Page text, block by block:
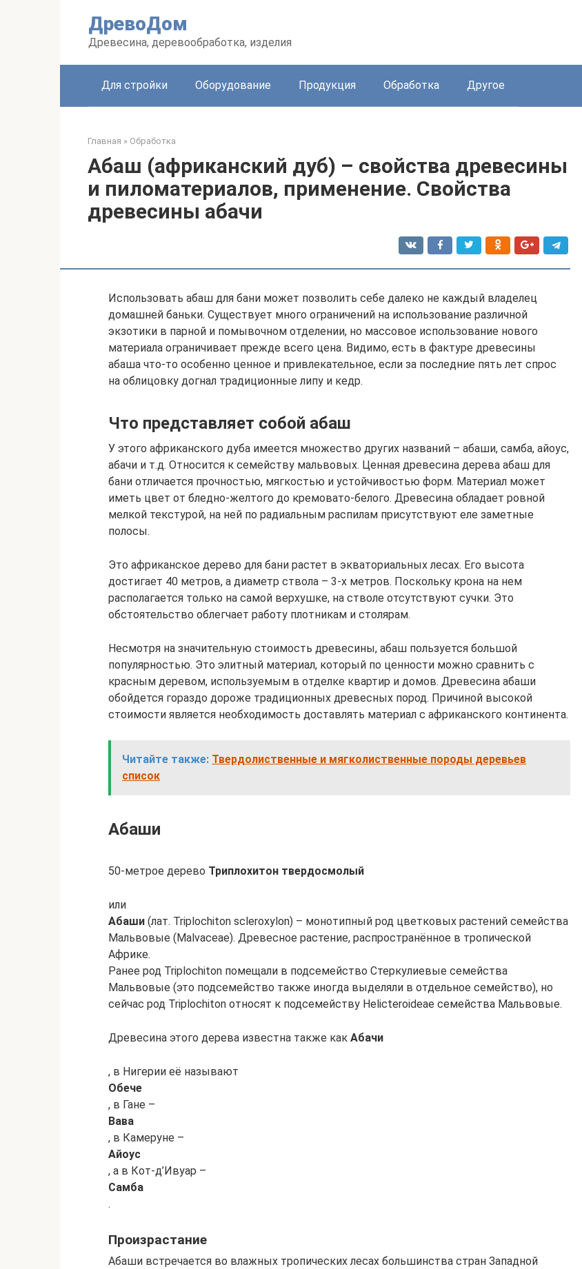
ДревоДом
Древесина, деревообработка, изделия
Для стройки Оборудование Продукция Обработка Другое
Главная » Обработка
Абаш (африканский дуб) – свойства древесины
и пиломатериалов, применение. Свойства
древесины абачи
Использовать абаш для бани может позволить себе далеко не каждый владелец
домашней баньки. Существует много ограничений на использование различной
экзотики в парной и помывочном отделении, но массовое использование нового
материала ограничивает прежде всего цена. Видимо, есть в фактуре древесины
абаша что-то особенно ценное и привлекательное, если за последние пять лет спрос
на облицовку догнал традиционные липу и кедр.
Что представляет собой абаш
У этого африканского дуба имеется множество других названий – абаши, самба, айоус,
абачи и т.д. Относится к семейству мальвовых. Ценная древесина дерева абаш для
бани отличается прочностью, мягкостью и устойчивостью форм. Материал может
иметь цвет от бледно-желтого до кремовато-белого. Древесина обладает ровной
мелкой текстурой, на ней по радиальным распилам присутствуют еле заметные
полосы.
Это африканское дерево для бани растет в экваториальных лесах. Его высота
достигает 40 метров, а диаметр ствола – 3-х метров. Поскольку крона на нем
располагается только на самой верхушке, на стволе отсутствуют сучки. Это
обстоятельство облегчает работу плотникам и столярам.
Несмотря на значительную стоимость древесины, абаш пользуется большой
популярностью. Это элитный материал, который по ценности можно сравнить с
красным деревом, используемым в отделке квартир и домов. Древесина абаши
обойдется гораздо дороже традиционных древесных пород. Причиной высокой
стоимости является необходимость доставлять материал с африканского континента.
Читайте также: Твердолиственные и мягколиственные породы деревьев
список
Абаши
50-метрое дерево Триплохитон твердосмолый
или
Абаши (лат. Triplochiton scleroxylon) – монотипный род цветковых растений семейства
Мальвовые (Malvaceae). Древесное растение, распространённое в тропической
Африке.
Ранее род Triplochiton помещали в подсемейство Стеркулиевые семейства
Мальвовые (это подсемейство также иногда выделяли в отдельное семейство), но
сейчас род Triplochiton относят к подсемейству Helicteroideae семейства Мальвовые.
Древесина этого дерева известна также как Абачи
, в Нигерии её называют
Обече
, в Гане –
Вава
, в Камеруне –
Айоус
, а в Кот-д’Ивуар –
Самба
.
Произрастание
Абаши встречается во влажных тропических лесах большинства стран Западной